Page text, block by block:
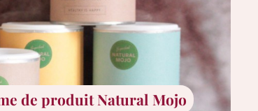
de produit Natural Mojo